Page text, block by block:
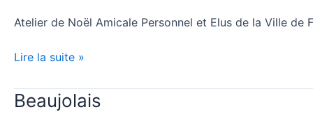
Atelier de Noël Amicale Personnel et Elus de la Ville de
Lire la suite »
Beaujolais
Beaujolais